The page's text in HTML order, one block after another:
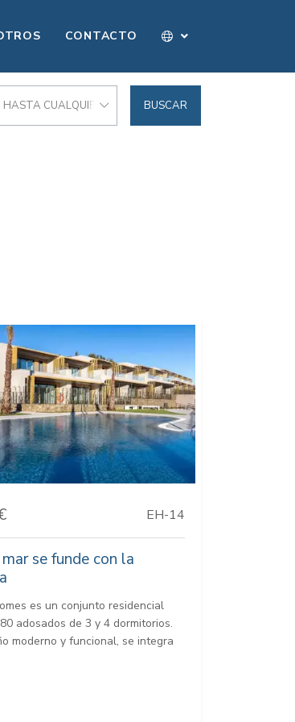
CONTACTO
HASTA CUALQUIER PRECIO BUSCAR
EH-14
se funde con la
es un conjunto residencial
adosados de 3 y 4 dormitorios.
moderno y funcional, se integra